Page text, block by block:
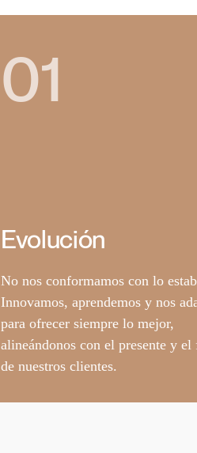
01
Evolución
No nos conformamos con lo
Innovamos, aprendemos y nos
para ofrecer siempre lo mejor,
alineándonos con el presente y el
de nuestros clientes.